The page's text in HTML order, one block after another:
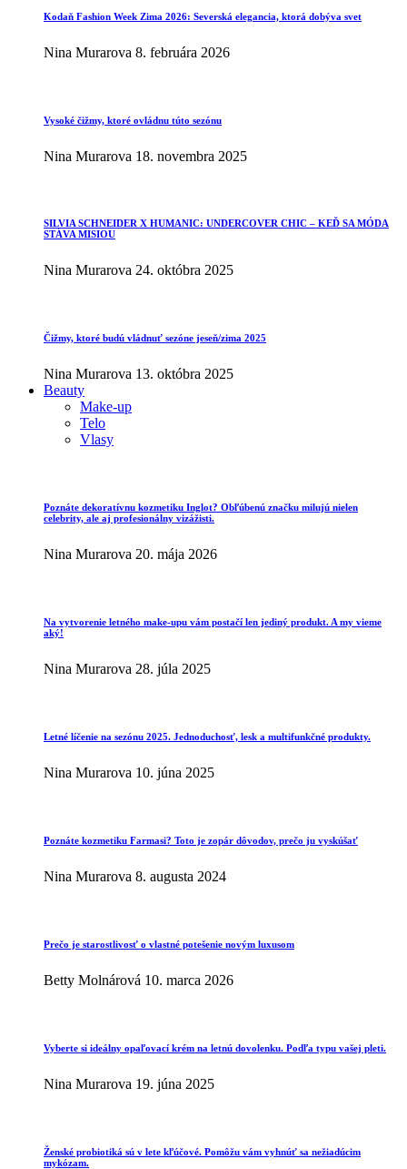
Kodaň Fashion Week Zima 2026: Severská elegancia, ktorá dobýva svet
Nina Murarova 8. februára 2026
Vysoké čižmy, ktoré ovládnu túto sezónu
Nina Murarova 18. novembra 2025
SILVIA SCHNEIDER X HUMANIC: UNDERCOVER CHIC – KEĎ SA MÓDA
STÁVA MISIOU
Nina Murarova 24. októbra 2025
Čižmy, ktoré budú vládnuť sezóne jeseň/zima 2025
Nina Murarova 13. októbra 2025
Beauty
Make-up
Telo
Vlasy
Poznáte dekoratívnu kozmetiku Inglot? Obľúbenú značku milujú nielen
celebrity, ale aj profesionálny vizážisti.
Nina Murarova 20. mája 2026
Na vytvorenie letného make-upu vám postačí len jediný produkt. A my vieme
aký!
Nina Murarova 28. júla 2025
Letné líčenie na sezónu 2025. Jednoduchosť, lesk a multifunkčné produkty.
Nina Murarova 10. júna 2025
Poznáte kozmetiku Farmasi? Toto je zopár dôvodov, prečo ju vyskúšať
Nina Murarova 8. augusta 2024
Prečo je starostlivosť o vlastné potešenie novým luxusom
Betty Molnárová 10. marca 2026
Vyberte si ideálny opaľovací krém na letnú dovolenku. Podľa typu vašej pleti.
Nina Murarova 19. júna 2025
Ženské probiotiká sú v lete kľúčové. Pomôžu vám vyhnúť sa nežiadúcim
mykózam.